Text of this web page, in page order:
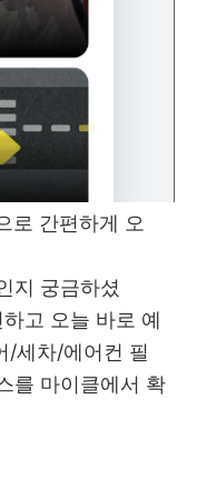
로 간편하게 오
지 궁금하셨
고 오늘 바로 예
/세차/에어컨 필
를 마이클에서 확